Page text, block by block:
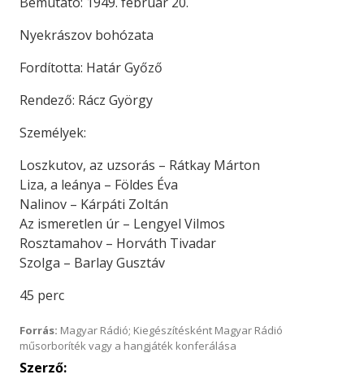
Nyekrászov bohózata
Fordította: Határ Győző
Rendező: Rácz György
Személyek:
Loszkutov, az uzsorás – Rátkay Márton
Liza, a leánya – Földes Éva
Nalinov – Kárpáti Zoltán
Az ismeretlen úr – Lengyel Vilmos
Rosztamahov – Horváth Tivadar
Szolga – Barlay Gusztáv
45 perc
Forrás: Magyar Rádió; Kiegészítésként Magyar Rádió
műsorboríték vagy a hangjáték konferálása
Szerző: